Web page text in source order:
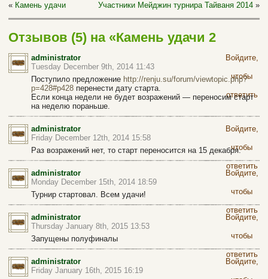
« Камень удачи Участники Мейджин турнира Тайваня 2014 »
Отзывов (5) на «Камень удачи 2
(swap2)»
administrator
Tuesday December 9th, 2014 11:43
Войдите,
чтобы
ответить
Поступило предложение http://renju.su/forum/viewtopic.php?
p=428#p428 перенести дату старта.
Если конца недели не будет возражений — переносим старт
на неделю пораньше.
administrator
Friday December 12th, 2014 15:58
Войдите,
чтобы
ответить
Раз возражений нет, то старт переносится на 15 декабря.
administrator
Monday December 15th, 2014 18:59
Войдите,
чтобы
ответить
Турнир стартовал. Всем удачи!
administrator
Thursday January 8th, 2015 13:53
Войдите,
чтобы
ответить
Запущены полуфиналы
administrator
Friday January 16th, 2015 16:19
Войдите,